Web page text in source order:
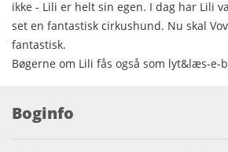
ikke - Lili er helt sin egen. I dag har Lili
set en fantastisk cirkushund. Nu skal
fantastisk.
Bøgerne om Lili fås også som lyt&læs-e-
Boginfo